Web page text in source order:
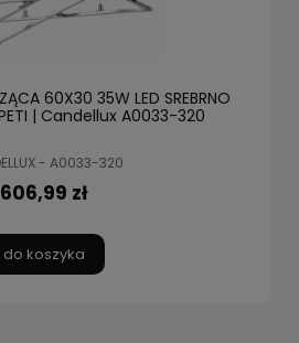
60X30 35W LED SREBRNO
| Candellux A0033-320
- A0033-320
606,99 zł
do koszyka